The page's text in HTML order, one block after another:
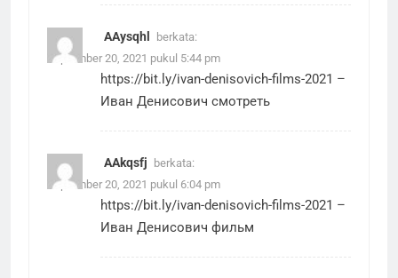
AAysqhl
berkata:
September 20, 2021 pukul 5:44 pm
https://bit.ly/ivan-denisovich-films-2021 –
Иван Денисович смотреть
AAkqsfj
berkata:
September 20, 2021 pukul 6:04 pm
https://bit.ly/ivan-denisovich-films-2021 –
Иван Денисович фильм